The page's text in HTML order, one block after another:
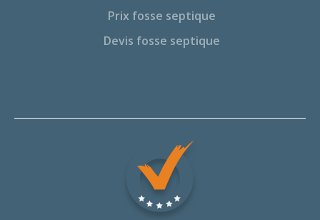
Prix fosse septique
Devis fosse septique